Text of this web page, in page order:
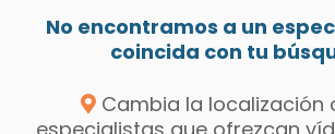
No encontramos a un
coincida con tu
Cambia la localización